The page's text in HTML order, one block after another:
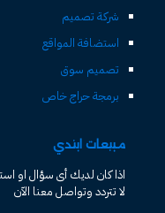
شركة تصميم
استضافة المواقع
تصميم سوق
برمجة حراج خاص
مبيعات ابتدي
اذا كان لديك أى سؤال او
لا تتردد وتواصل معنا الآن